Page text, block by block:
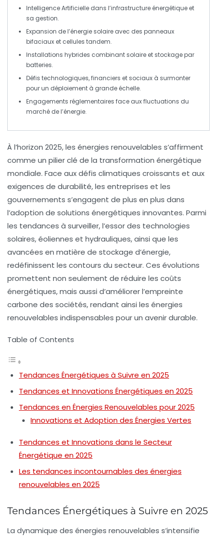
Intelligence Artificielle dans l’infrastructure énergétique et
sa gestion.
Expansion de l’énergie solaire avec des panneaux
bifaciaux et cellules tandem.
Installations hybrides combinant solaire et stockage par
batteries.
Défis technologiques, financiers et sociaux à surmonter
pour un déploiement à grande échelle.
Engagements réglementaires face aux fluctuations du
marché de l’énergie.
À l’horizon 2025, les énergies renouvelables s’affirment
comme un pilier clé de la transformation énergétique
mondiale. Face aux défis climatiques croissants et aux
exigences de durabilité, les entreprises et les
gouvernements s’engagent de plus en plus dans
l’adoption de solutions énergétiques innovantes. Parmi
les tendances à surveiller, l’essor des technologies
solaires, éoliennes et hydrauliques, ainsi que les
avancées en matière de stockage d’énergie,
redéfinissent les contours du secteur. Ces évolutions
promettent non seulement de réduire les coûts
énergétiques, mais aussi d’améliorer l’empreinte
carbone des sociétés, rendant ainsi les énergies
renouvelables indispensables pour un avenir durable.
Table of Contents
Tendances Énergétiques à Suivre en 2025
Tendances et Innovations Énergétiques en 2025
Tendances en Énergies Renouvelables pour 2025
Innovations et Adoption des Énergies Vertes
Tendances et Innovations dans le Secteur
Énergétique en 2025
Les tendances incontournables des énergies
renouvelables en 2025
Tendances Énergétiques à Suivre en 2025
La dynamique des énergies renouvelables s’intensifie